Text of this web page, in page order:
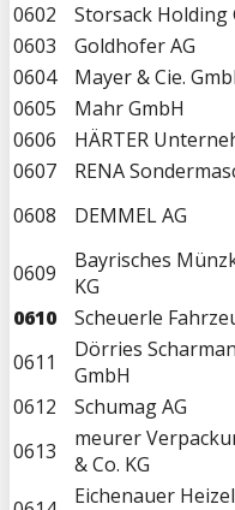
0602
Storsack Holding
0603
Goldhofer AG
0604
Mayer & Cie.
0605
Mahr GmbH
0606
HÄRTER
0607
RENA
0608
DEMMEL AG
0609
Bayrisches
KG
0610
Scheuerle
0611
Dörries
GmbH
0612
Schumag AG
0613
meurer
& Co. KG
Eichenauer